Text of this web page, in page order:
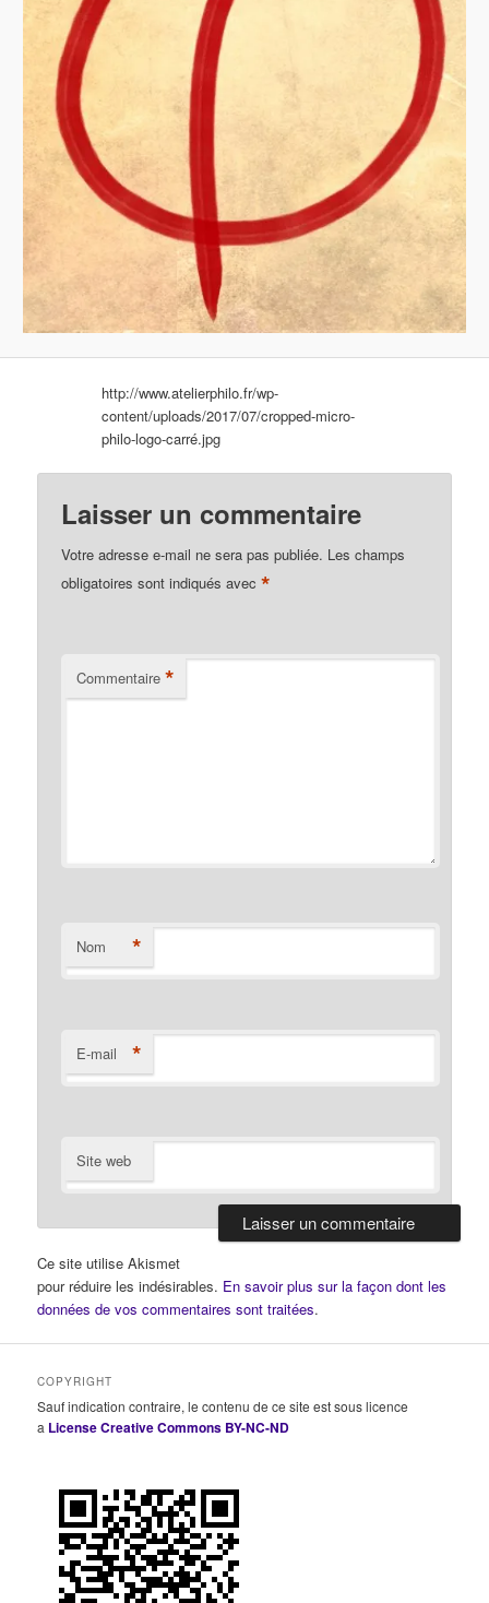
http://www.atelierphilo.fr/wp-
content/uploads/2017/07/cropped-micro-
philo-logo-carré.jpg
Laisser un commentaire
Votre adresse e-mail ne sera pas publiée. Les champs
obligatoires sont indiqués avec*
Commentaire *
Nom *
E-mail *
Site web
Ce site utilise Akismet
pour réduire les indésirables. En savoir plus sur la façon dont les
données de vos commentaires sont traitées.
COPYRIGHT
Sauf indication contraire, le contenu de ce site est sous licence
a License Creative Commons BY-NC-ND